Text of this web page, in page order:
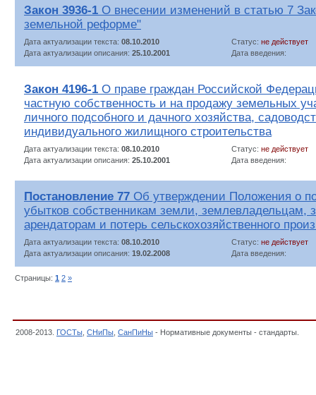
Закон 3936-1 О внесении изменений в статью 7
земельной реформе"
Дата актуализации текста: 08.10.2010 Статус: не действует
Дата актуализации описания: 25.10.2001 Дата введения:
Закон 4196-1 О праве граждан Российской
частную собственность и на продажу земельных
личного подсобного и дачного хозяйства,
индивидуального жилищного строительства
Дата актуализации текста: 08.10.2010 Статус: не действует
Дата актуализации описания: 25.10.2001 Дата введения:
Постановление 77 Об утверждении Положения о
убытков собственникам земли, землевладельцам,
арендаторам и потерь сельскохозяйственного
Дата актуализации текста: 08.10.2010 Статус: не действует
Дата актуализации описания: 19.02.2008 Дата введения:
Страницы: 1 2 »
2008-2013. ГОСТы СНиПы СанПиНы - Нормативные документы - стандарты.